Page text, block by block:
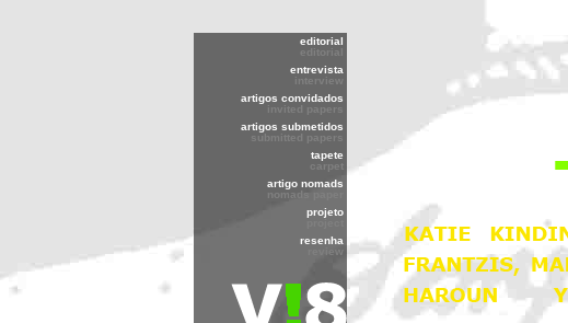
editorial
editorial
entrevista
interview
artigos convidados
invited papers
artigos submetidos
submitted papers
tapete
carpet
artigo nomads
nomads paper
projeto
resenha